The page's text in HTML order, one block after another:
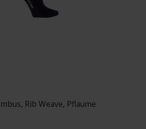
Rib Weave, Pflaume